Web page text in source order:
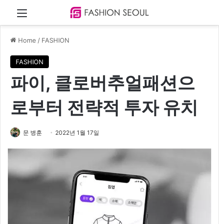
Menu
Home / FASHION
FASHION
파이, 클로버추얼패션으
로부터 전략적 투자 유치
문 병훈 2022년 1월 17일